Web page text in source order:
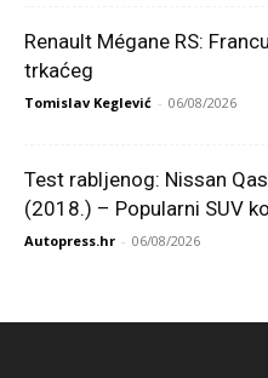
Renault Mégane RS:
trkaćeg
Tomislav Keglević - 06/08/2026
Test rabljenog: Nissan
(2018.) – Popularni SUV
Autopress.hr - 06/08/2026